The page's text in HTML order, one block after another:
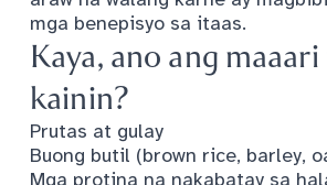
mga benepisyo sa itaas.
Kaya, ano ang
kainin?
Prutas at gulay
Buong butil (brown rice, barley,
Mga protina na nakabatay sa